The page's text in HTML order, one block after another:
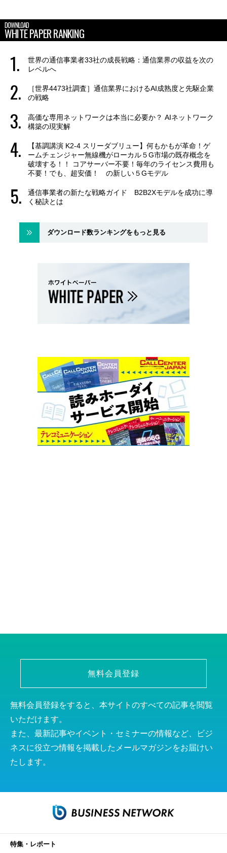
DOWNLOAD
WHITE PAPER RANKING
世界の通信事業者33社の成長戦略：通信業界の収益を次の
レベルへ
［世界4473社調査］通信業界におけるAI成熟度と先駆企業
の戦略
高価な専用ネットワークは本当に必要か？ AIネットワーク
構築の現実解
【基調講演 K2-4 スリーダブリュー】何もかもが革命！ゲ
ームチェンジャー無線機がローカル５G市場の既存概念を
破壊する！！ コアサーバー不要！毎年のライセンス費用も
不要！でも、超安価！ の新しい５Gモデル
通信事業者の新たな戦略ガイド B2B2Xモデルを成功に導
く秘訣とは
ダウンロード数ランキングをもっと見る
無料会員登録
無料会員登録をすると、本サイトのすべての記事を閲覧
いただけます。
また、最新記事やイベント・セミナーの情報など、ビジ
ネスに役立つ情報を掲載したメールマガジンをお届けい
たします。
特集・レポート